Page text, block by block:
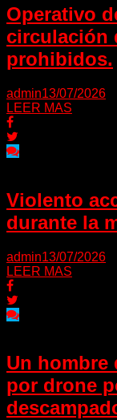
Operativo
circulación
prohibidos.
admin13/07/2026
LEER MAS
Violento
durante la
admin13/07/2026
LEER MAS
Un hombre
por drone